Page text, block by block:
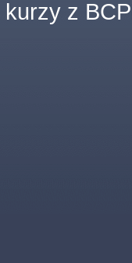
kurzy z